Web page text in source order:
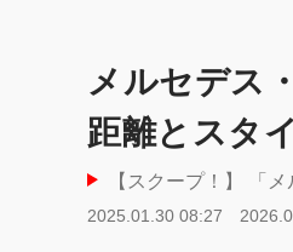
メルセデス
距離とスタ
【スクープ！】 「
2025.01.30 08:27